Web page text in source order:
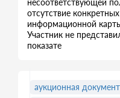
несоответствующей
отсутствие
информационной
Участник не
показате
аукционная